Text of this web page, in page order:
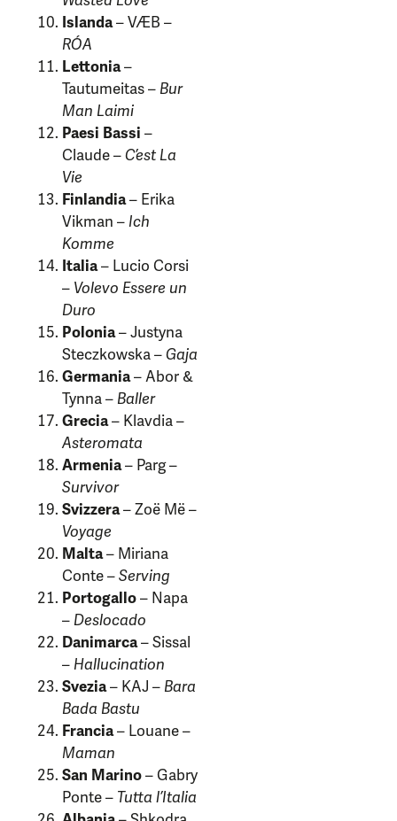
Islanda– VÆB –
RÓA
Lettonia–
Tautumeitas – Bur
Man Laimi
Paesi Bassi –
Claude –C’est La
Vie
Finlandia– Erika
Vikman – Ich
Komme
Italia– Lucio Corsi
– Volevo Essere un
Duro
Polonia– Justyna
Steczkowska –Gaja
Germania– Abor &
Tynna – Baller
Grecia– Klavdia –
Asteromata
Armenia– Parg –
Survivor
Svizzera– Zoë Më –
Voyage
Malta– Miriana
Conte –Serving
Portogallo– Napa
– Deslocado
Danimarca– Sissal
– Hallucination
Svezia– KAJ – Bara
Bada Bastu
Francia– Louane –
Maman
San Marino– Gabry
Ponte – Tutta l’Italia